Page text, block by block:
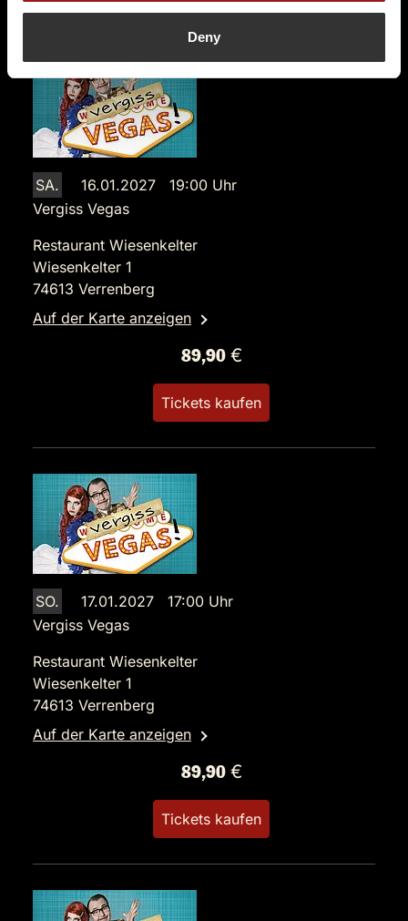
Deny
SA.
16.01.2027 19:00 Uhr
Vergiss Vegas
Restaurant Wiesenkelter
Wiesenkelter 1
74613 Verrenberg
Auf der Karte anzeigen
89,90 €
Tickets kaufen
SO.
17.01.2027 17:00 Uhr
Vergiss Vegas
Restaurant Wiesenkelter
Wiesenkelter 1
74613 Verrenberg
Auf der Karte anzeigen
89,90 €
Tickets kaufen